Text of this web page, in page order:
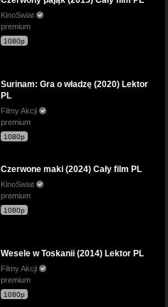
KinoSwiat
premium
1080p
Surinam: Gra o władzę (2020) Lektor
PL
Filmy Akcji
premium
1080p
Czerwone maki (2024) Cały film PL
KinoSwiat
premium
1080p
Wesele w Toskanii (2014) Lektor PL
Filmy Akcji
premium
1080p